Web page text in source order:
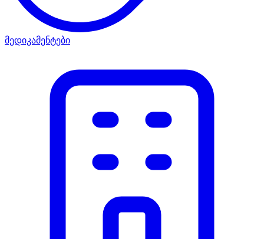
მედიკამენტები